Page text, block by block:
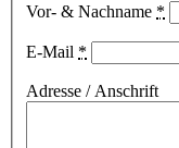
Vor- & Nachname *
E-Mail *
Adresse / Anschrift